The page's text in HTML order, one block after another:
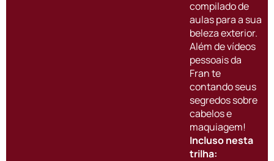
compilado de
aulas para a sua
beleza exterior.
Além de vídeos
pessoais da
Fran te
contando seus
segredos sobre
cabelos e
maquiagem!
Incluso nesta
trilha: